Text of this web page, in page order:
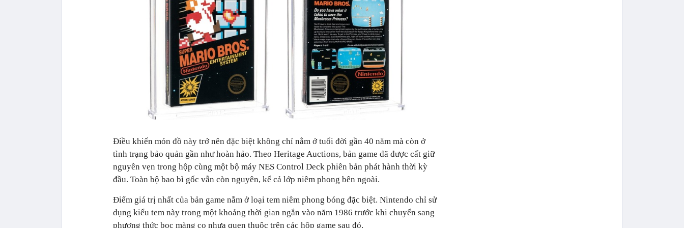
Điều khiến món đồ này trở nên đặc biệt không chỉ nằm ở tuổi đời gần 40 năm mà còn ở
tình trạng bảo quản gần như hoàn hảo. Theo Heritage Auctions, bản game đã được cất giữ
nguyên vẹn trong hộp cùng một bộ máy NES Control Deck phiên bản phát hành thời kỳ
đầu. Toàn bộ bao bì gốc vẫn còn nguyên, kể cả lớp niêm phong bên ngoài.
Điểm giá trị nhất của bản game nằm ở loại tem niêm phong bóng đặc biệt. Nintendo chỉ sử
dụng kiểu tem này trong một khoảng thời gian ngắn vào năm 1986 trước khi chuyển sang
phương thức bọc màng co nhựa quen thuộc trên các hộp game sau đó.